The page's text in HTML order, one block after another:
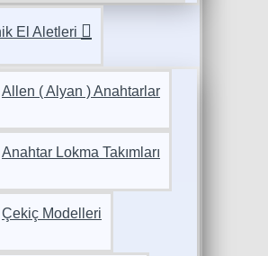
El Aletleri
Allen ( Alyan ) Anahtarlar
Anahtar Lokma Takımları
Çekiç Modelleri